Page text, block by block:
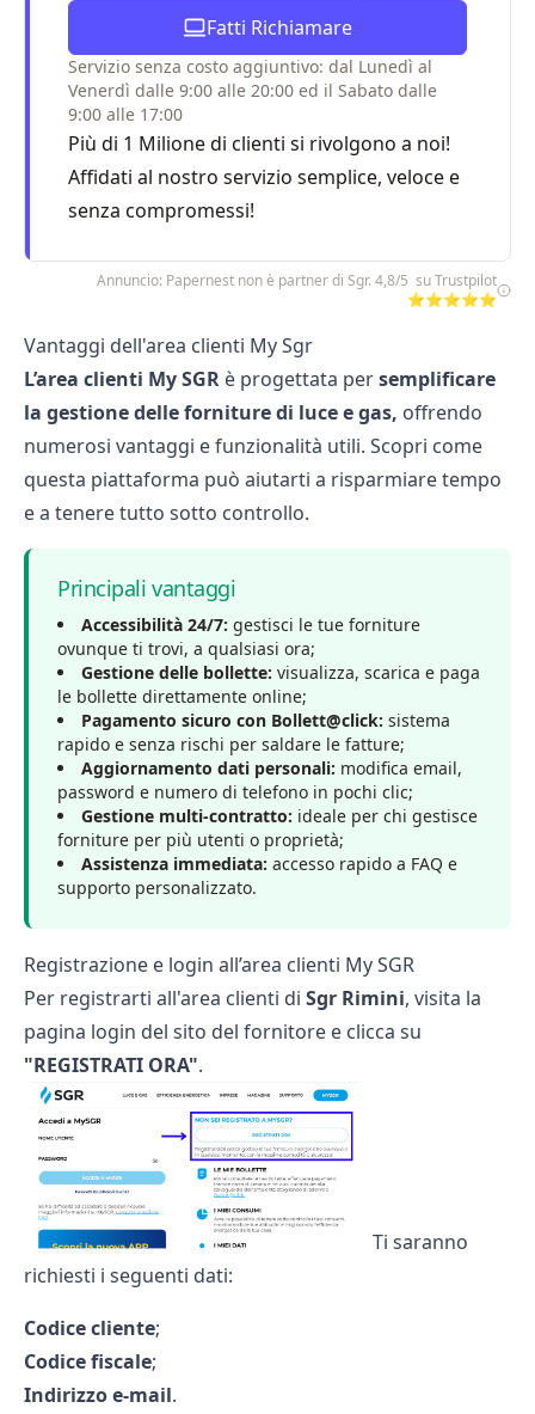
Fatti Richiamare
Servizio senza costo aggiuntivo: dal Lunedì al
Venerdì dalle 9:00 alle 20:00 ed il Sabato dalle
9:00 alle 17:00
Più di 1 Milione di clienti si rivolgono a noi!
Affidati al nostro servizio semplice, veloce e
senza compromessi!
Annuncio: Papernest non è partner di Sgr. 4,8/5 su Trustpilot
⭐⭐⭐⭐⭐
Vantaggi dell'area clienti My Sgr
L’area clienti My SGR è progettata persemplificare
la gestione delle forniture di luce e gas, offrendo
numerosi vantaggi e funzionalità utili. Scopri come
questa piattaforma può aiutarti a risparmiare tempo
e a tenere tutto sotto controllo.
Principali vantaggi
Accessibilità 24/7: gestisci le tue forniture
ovunque ti trovi, a qualsiasi ora;
Gestione delle bollette: visualizza, scarica e paga
le bollette direttamente online;
Pagamento sicuro con Bollett@click: sistema
rapido e senza rischi per saldare le fatture;
Aggiornamento dati personali: modifica email,
password e numero di telefono in pochi clic;
Gestione multi-contratto: ideale per chi gestisce
forniture per più utenti o proprietà;
Assistenza immediata: accesso rapido a FAQ e
supporto personalizzato.
Registrazione e login all’area clienti My SGR
Per registrarti all'area clienti di Sgr Rimini, visita la
pagina login del sito del fornitore e clicca su
"REGISTRATI ORA".
Ti saranno
richiesti i seguenti dati:
Codice cliente;
Codice fiscale;
Indirizzo e-mail.